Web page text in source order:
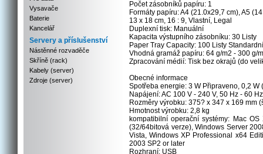
Vysavače
Baterie
Kancelář
Servery a příslušenství
Nástěnné rozvaděče
Skříně (rack)
Kabely (server)
Zdroje (server)
Počet zásobníků papíru: 1
Formáty papíru: A4 (21.0x29,7 cm), A5
13 x 18 cm, 16 : 9, Vlastní, Legal
Duplexní tisk: Manuální
Kapacita výstupního zásobníku: 30 Listy
Paper Tray Capacity: 100 Listy Standardní
Vhodná gramáž papíru: 64 g/m2 - 300 g/
Zpracování médií: Tisk bez okrajů (do
Obecné informace
Spotřeba energie: 3 W Připraveno, 0,2 W
Napájení: AC 100 V - 240 V, 50 Hz - 60 Hz
Rozměry výrobku: 375? x 347 x 169 mm
Hmotnost výrobku: 2,8 kg
kompatibilní operační systémy: Mac
(32/64bitová verze), Windows Server
Vista, Windows XP Professional x64
2003 SP2 or later
Rozhraní: USB